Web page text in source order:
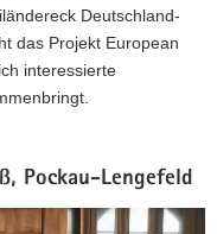
Deutschland-
das Projekt European
interessierte
Pockau-Lengefeld